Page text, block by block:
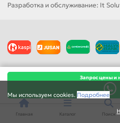
Мы используем cookies. Подробнее
Разработка и обслуживание: It
Запрос цены и
Главная Каталог Поиск